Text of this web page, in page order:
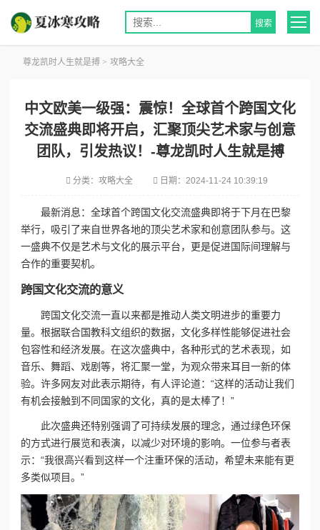
尊龙凯时人生就是搏 > 攻略大全
中文欧美一级强：震惊！全球首个跨国文化
交流盛典即将开启，汇聚顶尖艺术家与创意
团队，引发热议！-尊龙凯时人生就是搏
分类： 攻略大全 日期： 2024-11-24 10:39:19
最新消息：全球首个跨国文化交流盛典即将于下月在巴黎
举行，吸引了来自世界各地的顶尖艺术家和创意团队参与。这
一盛典不仅是艺术与文化的展示平台，更是促进国际间理解与
合作的重要契机。
跨国文化交流的意义
跨国文化交流一直以来都是推动人类文明进步的重要力
量。根据联合国教科文组织的数据，文化多样性能够促进社会
包容性和经济发展。在这次盛典中，各种形式的艺术表现，如
音乐、舞蹈、戏剧等，将汇聚一堂，为观众带来耳目一新的体
验。许多网友对此表示期待，有人评论道：“这样的活动让我们
有机会接触到不同国家的文化，真的是太棒了！”
此次盛典还特别强调了可持续发展的理念，通过绿色环保
的方式进行展览和表演，以减少对环境的影响。一位参与者表
示：“我很高兴看到这样一个注重环保的活动，希望未来能有更
多类似项目。”